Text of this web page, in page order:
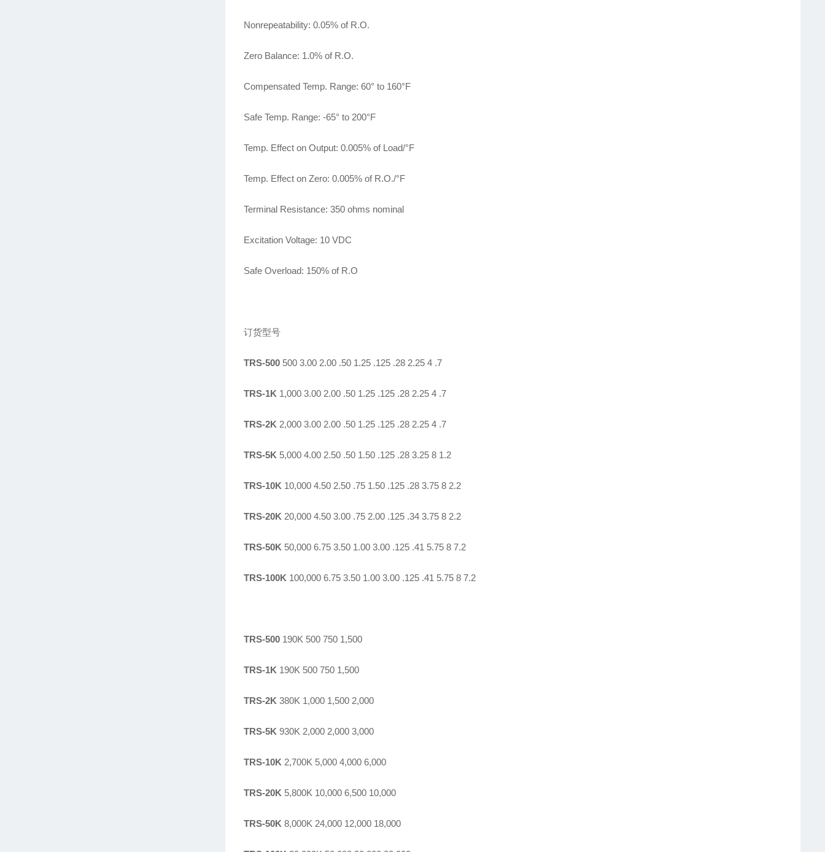
Nonrepeatability: 0.05% of R.O.
Zero Balance: 1.0% of R.O.
Compensated Temp. Range: 60° to 160°F
Safe Temp. Range: -65° to 200°F
Temp. Effect on Output: 0.005% of Load/°F
Temp. Effect on Zero: 0.005% of R.O./°F
Terminal Resistance: 350 ohms nominal
Excitation Voltage: 10 VDC
Safe Overload: 150% of R.O
订货型号
TRS-500 500 3.00 2.00 .50 1.25 .125 .28 2.25 4 .7
TRS-1K 1,000 3.00 2.00 .50 1.25 .125 .28 2.25 4 .7
TRS-2K 2,000 3.00 2.00 .50 1.25 .125 .28 2.25 4 .7
TRS-5K 5,000 4.00 2.50 .50 1.50 .125 .28 3.25 8 1.2
TRS-10K 10,000 4.50 2.50 .75 1.50 .125 .28 3.75 8 2.2
TRS-20K 20,000 4.50 3.00 .75 2.00 .125 .34 3.75 8 2.2
TRS-50K 50,000 6.75 3.50 1.00 3.00 .125 .41 5.75 8 7.2
TRS-100K 100,000 6.75 3.50 1.00 3.00 .125 .41 5.75 8 7.2
TRS-500 190K 500 750 1,500
TRS-1K 190K 500 750 1,500
TRS-2K380K 1,000 1,500 2,000
TRS-5K930K 2,000 2,000 3,000
TRS-10K 2,700K 5,000 4,000 6,000
TRS-20K 5,800K 10,000 6,500 10,000
TRS-50K8,000K 24,000 12,000 18,000